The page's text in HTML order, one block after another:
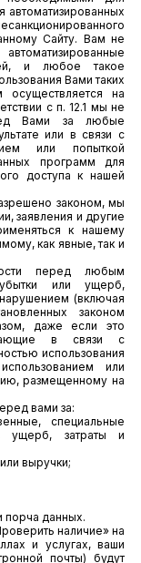
автоматизированных
Сайту. Вам не
и любое такое
Вами таких
осуществляется на
с п. 12.1 мы не
Вами за любые
или в связи с
или попыткой
программ для
доступа к нашей
законом, мы
заявления и другие
к нашему
как явные, так и
перед любым
или ущерб,
(включая
законом
даже если это
в связи с
использования
или
размещенному на
вами за:
специальные
ущерб, затраты и
выручки;
порча данных.
наличие» на
и услугах, ваши
почты) будут